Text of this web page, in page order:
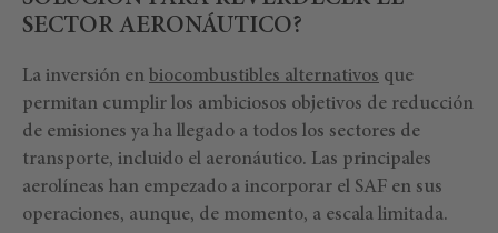
SECTOR AERONÁUTICO?
La inversión en biocombustibles alternativos que
permitan cumplir los ambiciosos objetivos de reducción
de emisiones ya ha llegado a todos los sectores de
transporte, incluido el aeronáutico. Las principales
aerolíneas han empezado a incorporar el SAF en sus
operaciones, aunque, de momento, a escala limitada.